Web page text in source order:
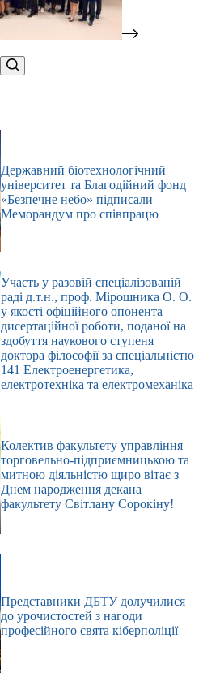
Державний біотехнологічний
університет та Благодійний фонд
«Безпечне небо» підписали
Меморандум про співпрацю
Участь у разовій спеціалізованій
раді д.т.н., проф. Мірошника О. О.
у якості офіційного опонента
дисертаційної роботи, поданої на
здобуття наукового ступеня
доктора філософії за спеціальністю
141 Електроенергетика,
електротехніка та електромеханіка
Колектив факультету управління
торговельно-підприємницькою та
митною діяльністю щиро вітає з
Днем народження декана
факультету Світлану Сорокіну!
Представники ДБТУ долучилися
до урочистостей з нагоди
професійного свята кіберполіції